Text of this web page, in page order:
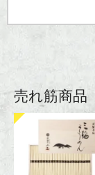
売れ筋商品